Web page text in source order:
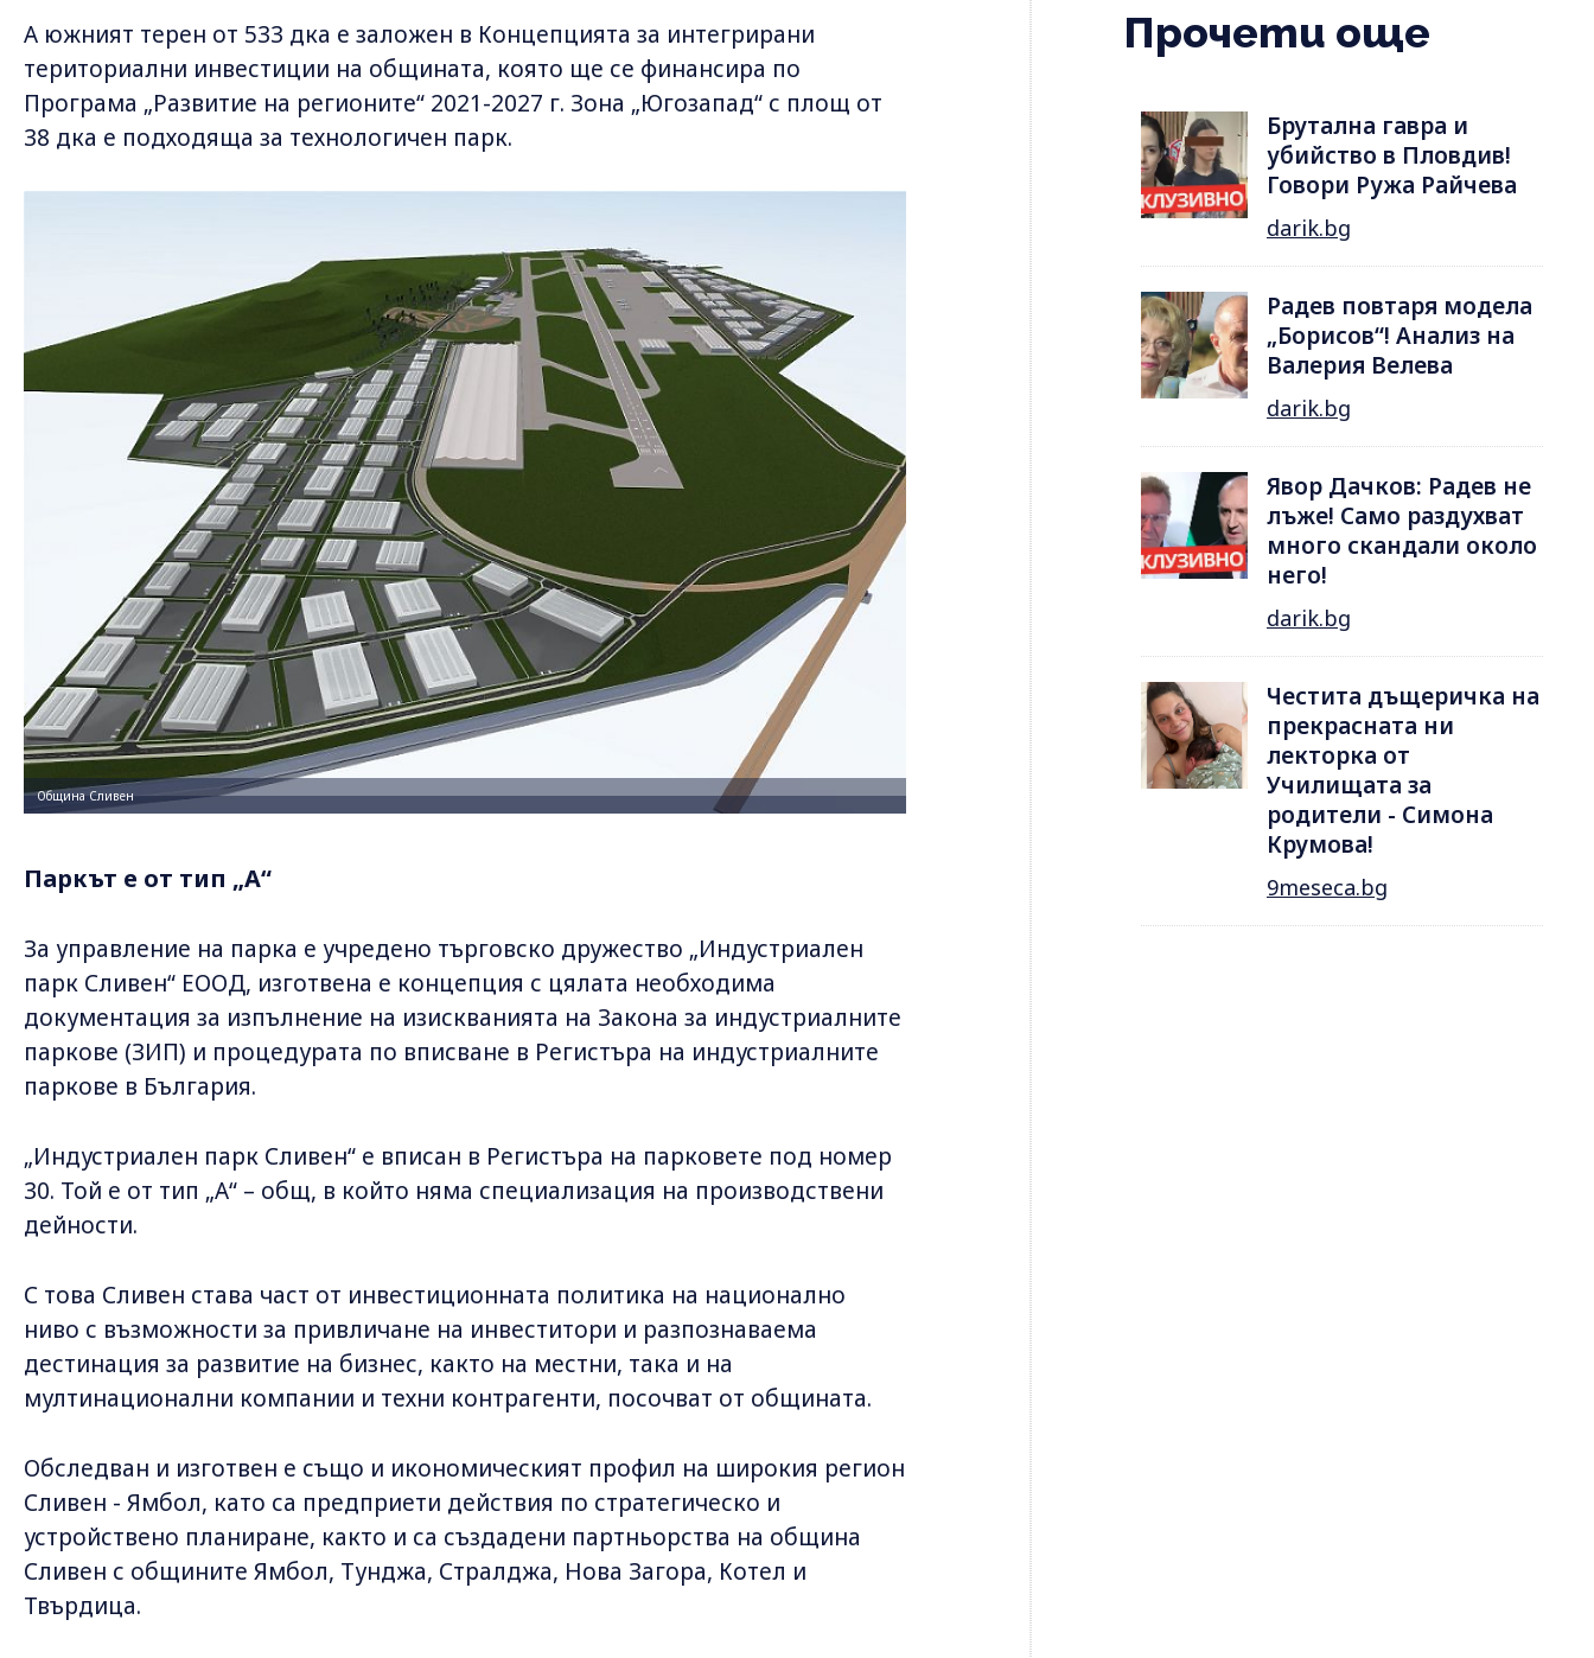
А южният терен от 533 дка е заложен в Концепцията за интегрирани
териториални инвестиции на общината, която ще се финансира по
Програма „Развитие на регионите“ 2021-2027 г. Зона „Югозапад“ с площ от
38 дка е подходяща за технологичен парк.
Община Сливен
Паркът е от тип „А“
За управление на парка е учредено търговско дружество „Индустриален
парк Сливен“ ЕООД, изготвена е концепция с цялата необходима
документация за изпълнение на изискванията на Закона за индустриалните
паркове (ЗИП) и процедурата по вписване в Регистъра на индустриалните
паркове в България.
„Индустриален парк Сливен“ е вписан в Регистъра на парковете под номер
30. Той е от тип „А“ – общ, в който няма специализация на производствени
дейности.
С това Сливен става част от инвестиционната политика на национално
ниво с възможности за привличане на инвеститори и разпознаваема
дестинация за развитие на бизнес, както на местни, така и на
мултинационални компании и техни контрагенти, посочват от общината.
Обследван и изготвен е също и икономическият профил на широкия регион
Сливен - Ямбол, като са предприети действия по стратегическо и
устройствено планиране, както и са създадени партньорства на община
Сливен с общините Ямбол, Тунджа, Стралджа, Нова Загора, Котел и
Твърдица.
Прочети още
Брутална гавра и
убийство в Пловдив!
Говори Ружа Райчева
darik.bg
Радев повтаря модела
„Борисов“! Анализ на
Валерия Велева
darik.bg
Явор Дачков: Радев не
лъже! Само раздухват
много скандали около
него!
darik.bg
Честита дъщеричка на
прекрасната ни
лекторка от
Училищата за
родители - Симона
Крумова!
9meseca.bg